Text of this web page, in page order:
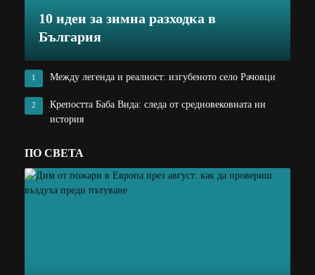
10 идеи за зимна разходка в
България
1 Между легенда и реалност: изгубеното село Рачовци
2
Крепостта Баба Вида: следа от средновековната ни
история
ПО СВЕТА